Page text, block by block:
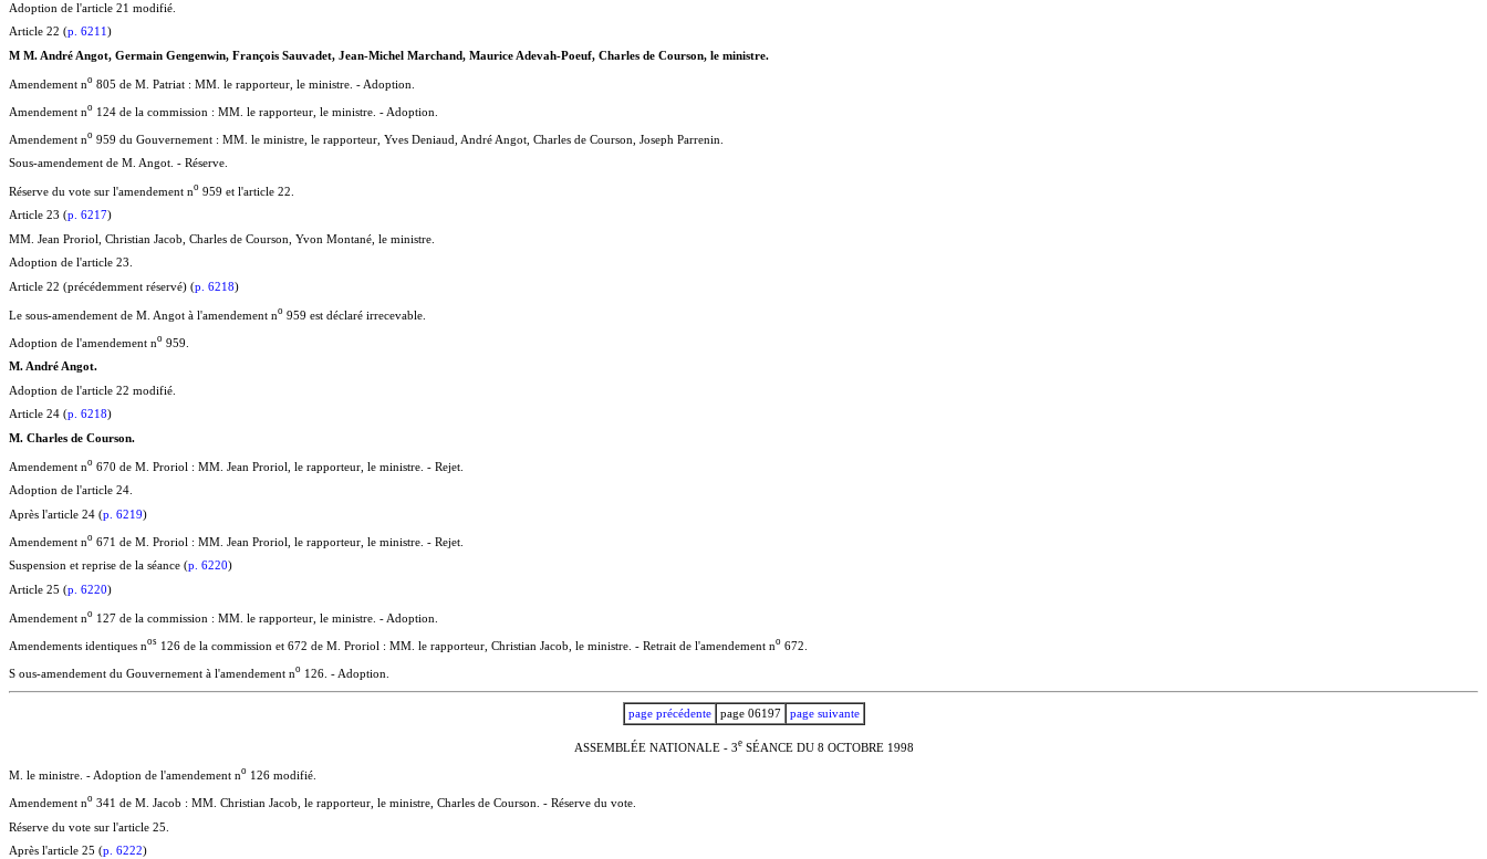
Adoption de l'article 21 modifié.
Article 22 (p. 6211)
M M. André Angot, Germain Gengenwin, François Sauvadet, Jean-Michel Marchand, Maurice Adevah-Poeuf, Charles de Courson, le ministre.
Amendement no 805 de M. Patriat : MM. le rapporteur, le ministre. - Adoption.
Amendement no 124 de la commission : MM. le rapporteur, le ministre. - Adoption.
Amendement no 959 du Gouvernement : MM. le ministre, le rapporteur, Yves Deniaud, André Angot, Charles de Courson, Joseph Parrenin.
Sous-amendement de M. Angot. - Réserve.
Réserve du vote sur l'amendement no 959 et l'article 22.
Article 23 (p. 6217)
MM. Jean Proriol, Christian Jacob, Charles de Courson, Yvon Montané, le ministre.
Adoption de l'article 23.
Article 22 (précédemment réservé) (p. 6218)
Le sous-amendement de M. Angot à l'amendement no 959 est déclaré irrecevable.
Adoption de l'amendement no 959.
M. André Angot.
Adoption de l'article 22 modifié.
Article 24 (p. 6218)
M. Charles de Courson.
Amendement no 670 de M. Proriol : MM. Jean Proriol, le rapporteur, le ministre. - Rejet.
Adoption de l'article 24.
Après l'article 24 (p. 6219)
Amendement no 671 de M. Proriol : MM. Jean Proriol, le rapporteur, le ministre. - Rejet.
Suspension et reprise de la séance (p. 6220)
Article 25 (p. 6220)
Amendement no 127 de la commission : MM. le rapporteur, le ministre. - Adoption.
Amendements identiques nos 126 de la commission et 672 de M. Proriol : MM. le rapporteur, Christian Jacob, le ministre. - Retrait de l'amendement no 672.
S ous-amendement du Gouvernement à l'amendement no 126. - Adoption.
page précédente page 06197 page suivante
ASSEMBLÉE NATIONALE - 3eSÉANCE DU 8 OCTOBRE 1998
M. le ministre. - Adoption de l'amendement no 126 modifié.
Amendement no 341 de M. Jacob : MM. Christian Jacob, le rapporteur, le ministre, Charles de Courson. - Réserve du vote.
Réserve du vote sur l'article 25.
Après l'article 25 (p. 6222)